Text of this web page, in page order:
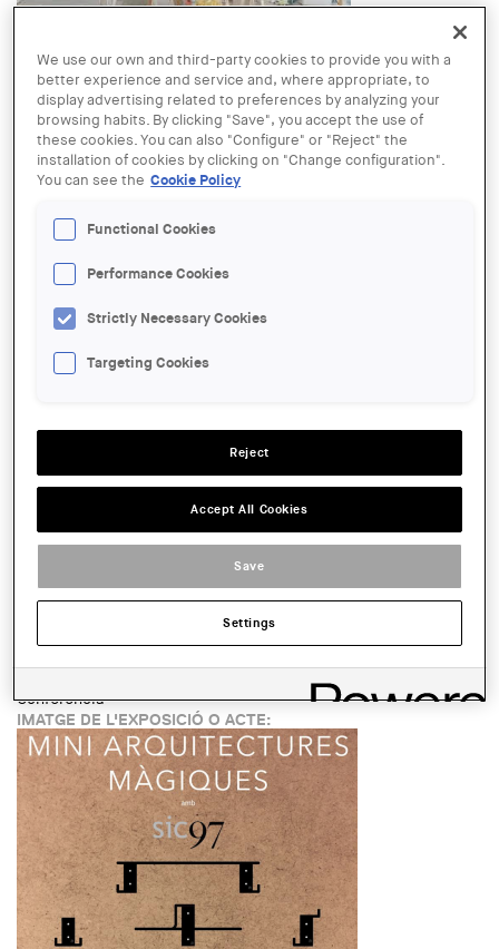
LINK:
https://www.facebook.com/events/427541421469626/
DATE:
TUESDAY, 26 NOVEMBER, 2019 - 19:00
LOCATION:
Barcelona
Read more
d'Arquitectes Jordi Capell la presentació del llibre
Picgualles.
Moisés Gallego, de la prologuista del llibre,Gina Leali de
L'acte està organitzat per la Cooperativa Jordi Capell i el
Col·legi d'Arquitectes de Catalunya.
LOCATION:
Read moreabout Presentació del llibre "Radiografies. Un striptease en
vuit-i-vuit contes"
ORGANIZER:
Conferència
IMATGE DE L'EXPOSICIÓ O ACTE:
We use our own and third-party cookies to provide you with a
better experience and service and, where appropriate, to
display advertising related to preferences by analyzing your
browsing habits. By clicking "Save", you accept the use of
these cookies. You can also "Configure" or "Reject" the
installation of cookies by clicking on "Change configuration".
You can see the Cookie Policy
Functional Cookies
Performance Cookies
Strictly Necessary Cookies
Targeting Cookies
Reject
Accept All Cookies
Save
Settings